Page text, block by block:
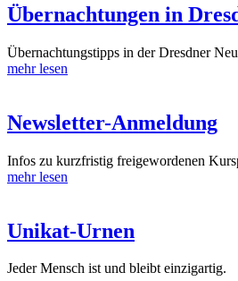
Übernachtungen in
Übernachtungstipps in der Dresdner
mehr lesen
Newsletter-Anmeldung
Infos zu kurzfristig freigewordenen
mehr lesen
Unikat-Urnen
Jeder Mensch ist und bleibt einzigartig.